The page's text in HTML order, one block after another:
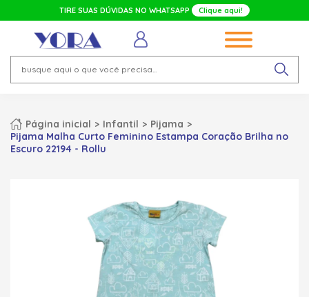
TIRE SUAS DÚVIDAS NO WHATSAPP Clique aqui!
Página inicial Infantil
Pijama
Pijama Malha Curto Feminino Estampa Coração Brilha no
Escuro 22194 - Rollu